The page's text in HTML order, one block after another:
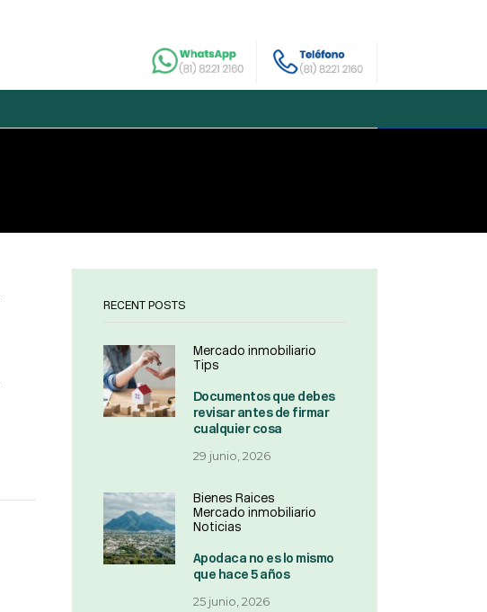
RECENT POSTS
Mercado inmobiliario
Tips
Documentos que debes
revisar antes de firmar
cualquier cosa
29 junio, 2026
Bienes Raices
Mercado inmobiliario
Noticias
Apodaca no es lo mismo
que hace 5 años
25 junio, 2026